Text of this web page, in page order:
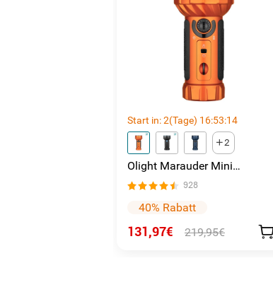
Start in:2(Tage) 16:53:13
2
Olight Marauder Mini
leistungsstarke LED
Taschenlampe mit 7000
Lumen und 600 Metern
928
40% Rabatt
131,97€ 219,95€